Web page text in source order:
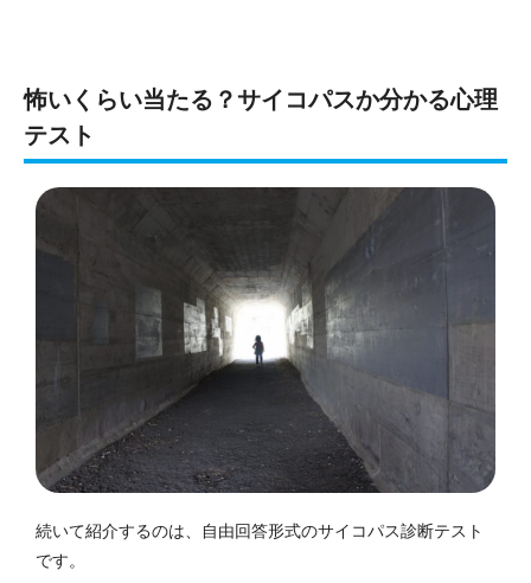
怖いくらい当たる？サイコパスか分かる心理
テスト
続いて紹介するのは、自由回答形式のサイコパス診断テスト
です。